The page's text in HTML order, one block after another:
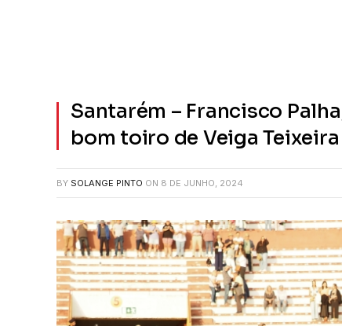
Santarém – Francisco
bom toiro de Veiga
BY SOLANGE PINTO ON 8 DE JUNHO, 2024